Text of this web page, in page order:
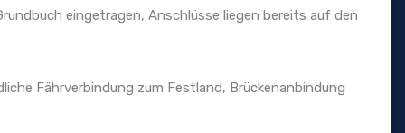
eingetragen, Anschlüsse liegen bereits auf den
Fährverbindung zum Festland, Brückenanbindung